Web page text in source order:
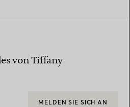
von Tiffany
MELDEN SIE SICH AN